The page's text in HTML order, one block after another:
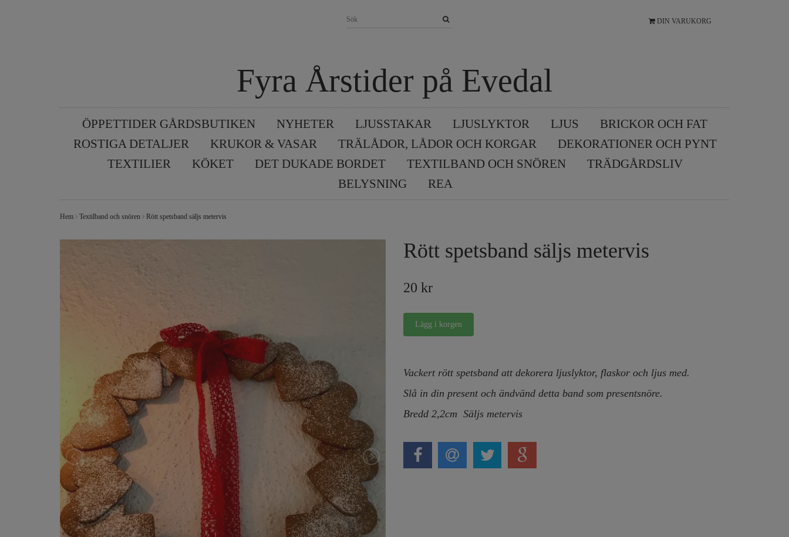
DIN VARUKORG
Fyra Årstider på Evedal
ÖPPETTIDER GÅRDSBUTIKEN NYHETER LJUSSTAKAR LJUSLYKTOR LJUS
BRICKOR OCH FAT
ROSTIGA DETALJER
KRUKOR & VASAR TRÄLÅDOR, LÅDOR OCH KORGAR
DEKORATIONER OCH PYNT
TEXTILIER
KÖKET DET DUKADE BORDET TEXTILBAND OCH SNÖREN
TRÄDGÅRDSLIV
BELYSNING
REA
Hem Textilband och snören Rött spetsband säljs metervis
Rött spetsband säljs metervis
20 kr
Vackert rött spetsband att dekorera ljuslyktor, flaskor och ljus med.
Slå in din present och ändvänd detta band som presentsnöre.
Bredd 2,2cm Säljs metervis